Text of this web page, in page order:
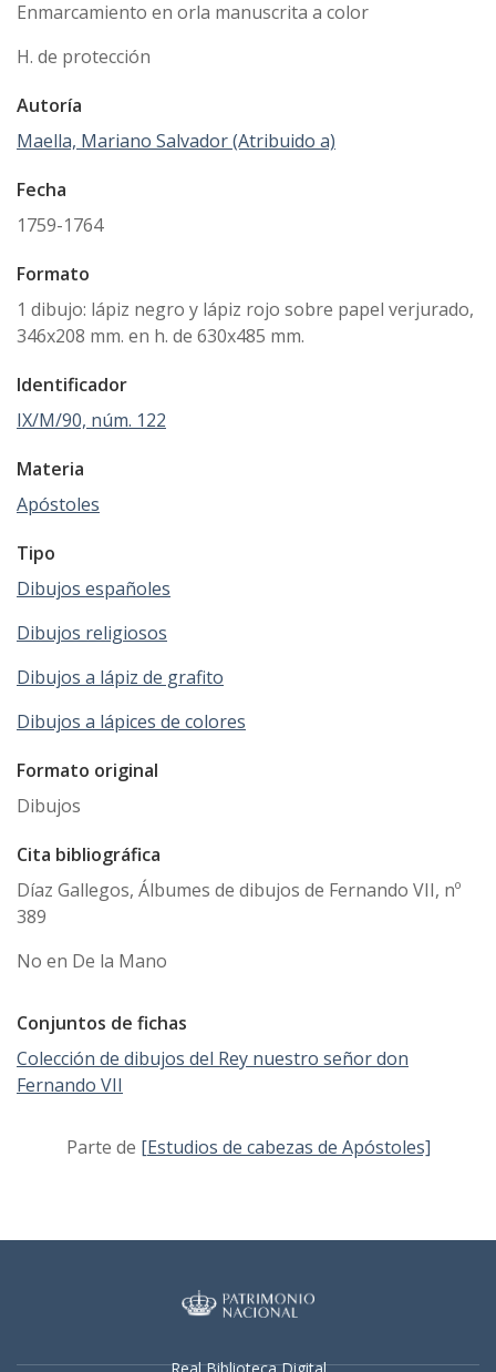
Enmarcamiento en orla manuscrita a color
H. de protección
Autoría
Maella, Mariano Salvador (Atribuido a)
Fecha
1759-1764
Formato
1 dibujo: lápiz negro y lápiz rojo sobre papel verjurado,
346x208 mm. en h. de 630x485 mm.
Identificador
IX/M/90, núm. 122
Materia
Apóstoles
Tipo
Dibujos españoles
Dibujos religiosos
Dibujos a lápiz de grafito
Dibujos a lápices de colores
Formato original
Dibujos
Cita bibliográfica
Díaz Gallegos, Álbumes de dibujos de Fernando VII, nº
389
No en De la Mano
Conjuntos de fichas
Colección de dibujos del Rey nuestro señor don
Fernando VII
Parte de [Estudios de cabezas de Apóstoles]
Real Biblioteca Digital